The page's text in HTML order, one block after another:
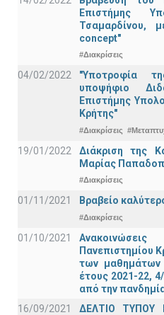
Επιστήμης
Τσαμαρδίνου,
concept"
#Διακρίσεις
04/02/2022
"Υποτροφία
υποψήφιο
Επιστήμης
Κρήτης"
#Διακρίσεις
19/01/2022
Διάκριση της
Μαρίας
#Διακρίσεις
01/11/2021 Bραβείο
#Διακρίσεις
01/10/2021
Πανεπιστημίου
των μαθημάτων
έτους 2021-22,
από την
16/09/2021
ΔΕΛΤΙΟ ΤΥΠΟΥ